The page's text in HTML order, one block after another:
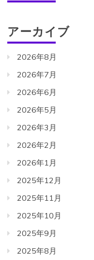
アーカイブ
2026年8月
2026年7月
2026年6月
2026年5月
2026年3月
2026年2月
2026年1月
2025年12月
2025年11月
2025年10月
2025年9月
2025年8月